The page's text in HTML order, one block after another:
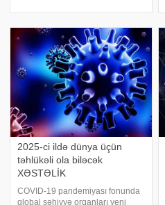
Aysel
2025-ci ildə dünya üçün
təhlükəli ola biləcək
XƏSTƏLİK
COVID-19 pandemiyası fonunda
qlobal səhiyyə orqanları yeni